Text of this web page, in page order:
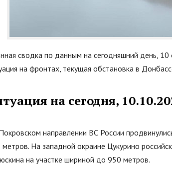
сводка по данным на сегодняшний день,
на фронтах, текущая обстановка в
на сегодня,
направлении ВС России
На западной окраине Цукурино
на участке шириной до 950 метров.